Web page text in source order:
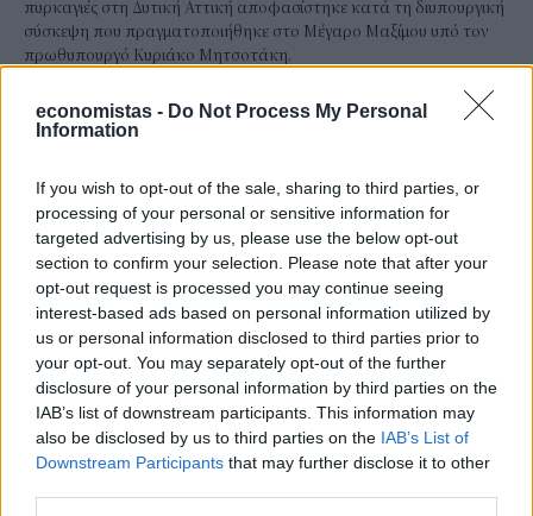
economistas - Do Not Process My Personal
Information
If you wish to opt-out of the sale, sharing to third parties, or
processing of your personal or sensitive information for
targeted advertising by us, please use the below opt-out
section to confirm your selection. Please note that after your
opt-out request is processed you may continue seeing
interest-based ads based on personal information utilized by
us or personal information disclosed to third parties prior to
your opt-out. You may separately opt-out of the further
disclosure of your personal information by third parties on the
IAB’s list of downstream participants. This information may
also be disclosed by us to third parties on the IAB’s List of
Downstream Participants that may further disclose it to other
πυρκαγιές στη Δυτική Αττική αποφασίστηκε κατά τη διυπουργική
σύσκεψη που πραγματοποιήθηκε στο Μέγαρο Μαξίμου υπό τον
πρωθυπουργό Κυριάκο Μητσοτάκη.
ΚΟΙΝΩΝΙΑ
Ελληνικός Ερυθρός Σταυρός: 10 βασικές